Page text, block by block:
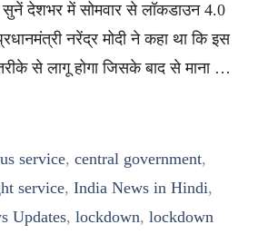
देशभर में सोमवार से लॉकडाउन 4.0
नरेंद्र मोदी ने कहा था कि इस
से लागू होगा जिसके बाद से माना …
service, central government,
service, India News in Hindi,
Updates, lockdown, lockdown